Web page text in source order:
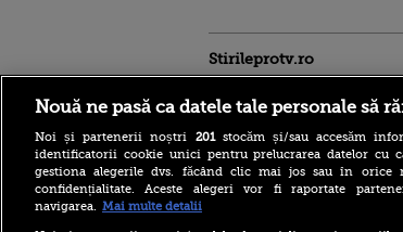
Stirileprotv.ro
Nouă ne pasă ca datele tale personale să
Noi și partenerii noștri 201stocăm și/sau accesăm
identificatorii cookie unici pentru prelucrarea datelor cu
gestiona alegerile dvs. făcând clic mai jos sau în orice
confidențialitate. Aceste alegeri vor fi raportate
navigarea. Mai multe detalii